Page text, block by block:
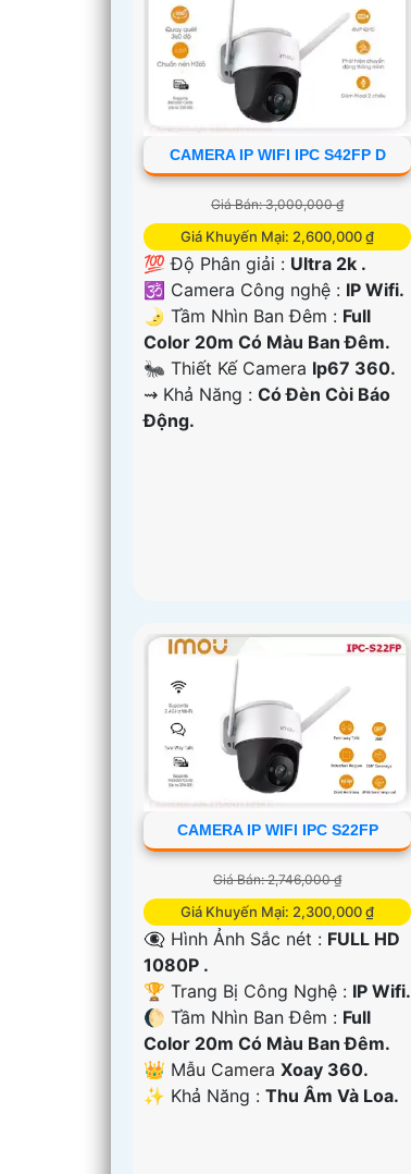
CAMERA IP WIFI IPC S42FP D
Giá Bán: 3,000,000 ₫
Giá Khuyến Mại: 2,600,000 ₫
💯 Độ Phân giải : Ultra 2k .
🕉️ Camera Công nghệ : IP Wifi.
🌛 Tầm Nhìn Ban Đêm : Full
Color 20m Có Màu Ban Đêm.
🐜 Thiết Kế Camera Ip67 360.
️⇝ Khả Năng : Có Đèn Còi Báo
Động.
CAMERA IP WIFI IPC S22FP
Giá Bán: 2,746,000 ₫
Giá Khuyến Mại: 2,300,000 ₫
👁️‍🗨 Hình Ảnh Sắc nét : FULL HD
1080P .
🏆 Trang Bị Công Nghệ : IP Wifi.
🌔 Tầm Nhìn Ban Đêm : Full
Color 20m Có Màu Ban Đêm.
👑 Mẫu Camera Xoay 360.
️✨ Khả Năng : Thu Âm Và Loa.